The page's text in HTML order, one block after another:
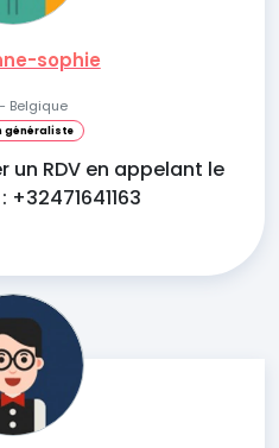
sophie
Belgique
généraliste
un RDV en appelant le